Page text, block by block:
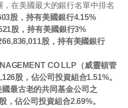
，在美國最大的銀行名單中排名
股，持有美國銀行4.15%
股，持有美國銀行3%
股，持有美國銀行
CO LLP（威靈頓管
股，佔公司投資組合1.51%。
最古老的共同基金公司之
，佔公司投資組合2.69%。